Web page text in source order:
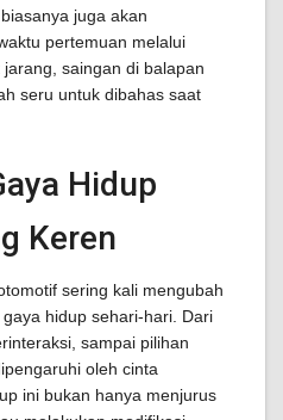
juga akan
pertemuan melalui
saingan di balapan
seru untuk dibahas saat
Hidup
Keren
sering kali mengubah
hidup sehari-hari. Dari
sampai pilihan
oleh cinta
ini bukan hanya menjurus